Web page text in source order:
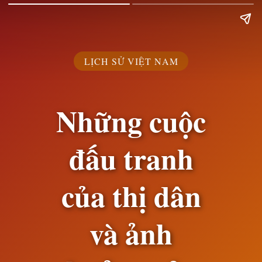
LỊCH SỬ VIỆT NAM
Những cuộc
đấu tranh
của thị dân
và ảnh